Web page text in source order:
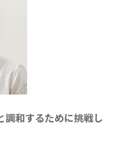
調和するために挑戦し